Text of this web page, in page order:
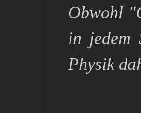
Obwohl
in jedem
Physik